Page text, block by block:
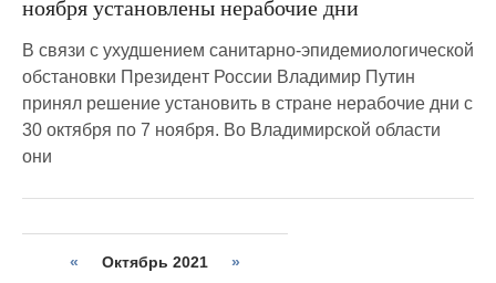
ноября установлены нерабочие дни
В связи с ухудшением санитарно-эпидемиологической
обстановки Президент России Владимир Путин
принял решение установить в стране нерабочие дни с
30 октября по 7 ноября. Во Владимирской области
они
« Октябрь 2021 »